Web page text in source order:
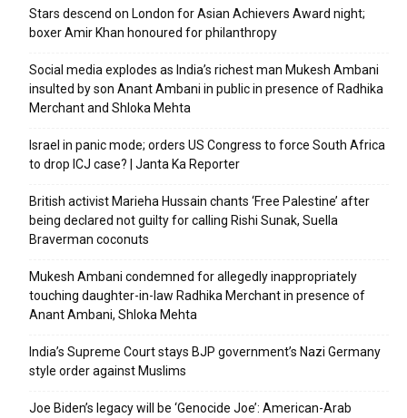
Stars descend on London for Asian Achievers Award night;
boxer Amir Khan honoured for philanthropy
Social media explodes as India’s richest man Mukesh Ambani
insulted by son Anant Ambani in public in presence of Radhika
Merchant and Shloka Mehta
Israel in panic mode; orders US Congress to force South Africa
to drop ICJ case? | Janta Ka Reporter
British activist Marieha Hussain chants ‘Free Palestine’ after
being declared not guilty for calling Rishi Sunak, Suella
Braverman coconuts
Mukesh Ambani condemned for allegedly inappropriately
touching daughter-in-law Radhika Merchant in presence of
Anant Ambani, Shloka Mehta
India’s Supreme Court stays BJP government’s Nazi Germany
style order against Muslims
Joe Biden’s legacy will be ‘Genocide Joe’: American-Arab